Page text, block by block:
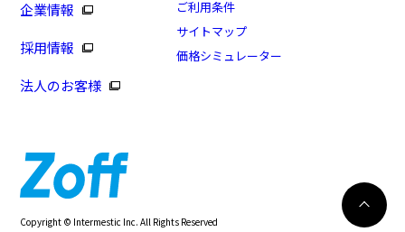
商品番号：ZU223001-14E1/フレームカラー：ブラック/
単価：￥8,300
※商品が再入荷された際にメールでお知らせします。
※本サービスは商品の購入をお約束するものではありません。
※ご希望の商品が再入荷しない場合もございますので予めご了承ください。
※「再入荷お知らせメール」はZoffオンラインストアで取り扱っている商品が対象
再入荷のお知らせ
企業情報
採用情報
法人のお客様
ご利用条件
サイトマップ
価格シミュレーター
Copyright © Intermestic Inc. All Rights Reserved